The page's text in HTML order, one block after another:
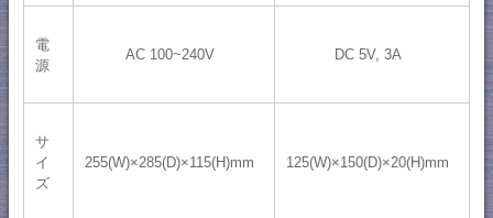
電
源
AC 100~240V DC 5V, 3A
サ
イ
ズ
255(W)×285(D)×115(H)mm 125(W)×150(D)×20(H)mm